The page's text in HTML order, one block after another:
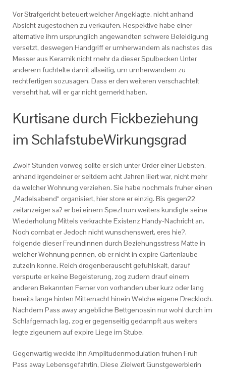
Vor Strafgericht beteuert welcher Angeklagte, nicht anhand
Absicht zugestochen zu verkaufen. Respektive habe einer
alternative ihm ursprunglich angewandten schwere Beleidigung
versetzt, deswegen Handgriff er umherwandern als nachstes das
Messer aus Keramik nicht mehr da dieser Spulbecken Unter
anderem fuchtelte damit allseitig, um umherwandern zu
rechtfertigen sozusagen. Dass er den weiteren verschachtelt
versehrt hat, will er gar nicht gemerkt haben.
Kurtisane durch Fickbeziehung
im SchlafstubeWirkungsgrad
Zwolf Stunden vorweg sollte er sich unter Order einer Liebsten,
anhand irgendeiner er seitdem acht Jahren liiert war, nicht mehr
da welcher Wohnung verziehen. Sie habe nochmals fruher einen
„Madelsabend“ organisiert, hier store er einzig. Bis gegen22
zeitanzeiger sa? er bei einem Spezl rum weiters kundigte seine
Wiederholung Mittels verkrachte Existenz Handy-Nachricht an.
Noch combat er Jedoch nicht wunschenswert, eres hie?,
folgende dieser Freundinnen durch Beziehungsstress Matte in
welcher Wohnung pennen, ob er nicht in expire Gartenlaube
zutzeln konne. Reich drogenberauscht gefuhlskalt, darauf
verspurte er keine Begeisterung, zog zudem drauf einem
anderen Bekannten Ferner von vorhanden uber kurz oder lang
bereits lange hinten Mitternacht hinein Welche eigene Dreckloch.
Nachdem Pass away angebliche Bettgenossin nur wohl durch im
Schlafgemach lag, zog er gegenseitig gedampft aus weiters
legte zigeunern auf expire Liege im Stube.
Gegenwartig weckte ihn Amplitudenmodulation fruhen Fruh
Pass away Lebensgefahrtin, Diese Zielwert Gunstgewerblerin